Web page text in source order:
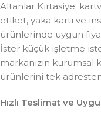
Altanlar Kırtasiye;
etiket, yaka kartı ve
ürünlerinde uygun
İster küçük işletme
markanızın
ürünlerini tek
Hızlı Teslimat ve